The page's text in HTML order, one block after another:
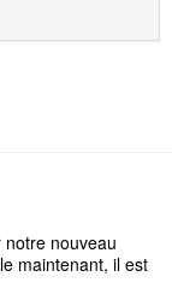
nouveau
maintenant, il est